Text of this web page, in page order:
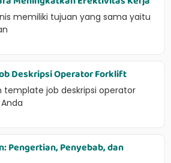
memiliki tujuan yang sama yaitu
Deskripsi Operator Forklift
template job deskripsi operator
Pengertian, Penyebab, dan